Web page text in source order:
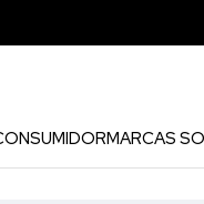
MARCAS